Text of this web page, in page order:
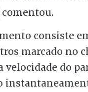
comentou.
consiste
marcado no
velocidade do